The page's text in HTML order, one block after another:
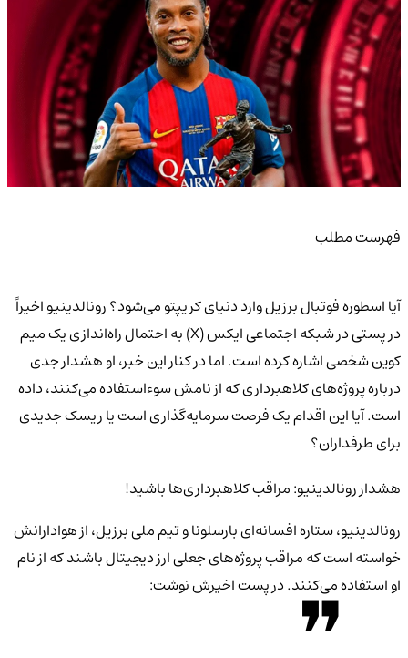
فهرست مطلب
آیا اسطوره فوتبال برزیل وارد دنیای کریپتو می‌شود؟ رونالدینیو اخیراً
در پستی در شبکه اجتماعی ایکس (X) به احتمال راه‌اندازی یک میم
کوین شخصی اشاره کرده است. اما در کنار این خبر، او هشدار جدی
درباره پروژه‌های کلاهبرداری که از نامش سوءاستفاده می‌کنند، داده
است. آیا این اقدام یک فرصت سرمایه‌گذاری است یا ریسک جدیدی
برای طرفداران؟
هشدار رونالدینیو: مراقب کلاهبرداری‌ها باشید!
رونالدینیو، ستاره افسانه‌ای بارسلونا و تیم ملی برزیل، از هوادارانش
خواسته است که مراقب پروژه‌های جعلی ارز دیجیتال باشند که از نام
او استفاده می‌کنند. در پست اخیرش نوشت: